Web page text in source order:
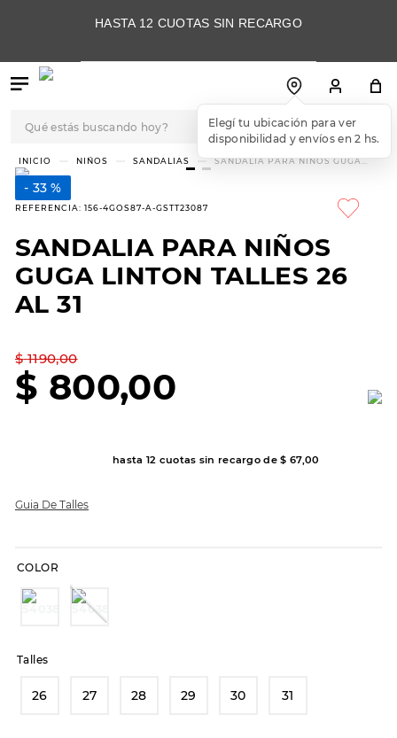
HASTA 12 CUOTAS SIN RECARGO
Elegí tu ubicación para ver
disponibilidad y envíos en 2 hs.
NIÑOS SANDALIAS
SANDALIA PARA NIÑOS GUGA
33 %
REFERENCIA: 156-4GOS87-A-GSTT23087
SANDALIA PARA NIÑOS
GUGA LINTON TALLES 26
AL 31
$ 1190,00
$ 800,00
hasta 12 cuotas sin recargo de$ 67,00
Guia De Talles
COLOR
Talles
26 27 28 29 30 31
TÉRMINOS MÁS
BUSCADOS
1
skechers
3.
skechers slip-ins